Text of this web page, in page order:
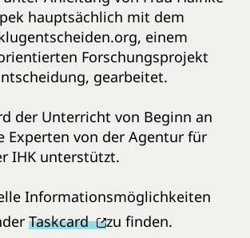
hauptsächlich mit dem
einem
Forschungsprojekt
gearbeitet.
der Unterricht von Beginn an
Experten von der Agentur für
IHK unterstützt.
Informationsmöglichkeiten
Taskcard zu finden.